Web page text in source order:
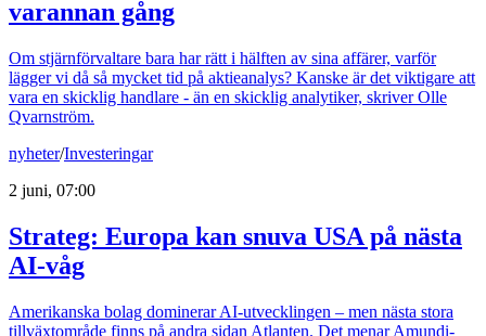
varannan gång
Om stjärnförvaltare bara har rätt i hälften av sina affärer, varför
lägger vi då så mycket tid på aktieanalys? Kanske är det viktigare att
vara en skicklig handlare - än en skicklig analytiker, skriver Olle
Qvarnström.
nyheter/Investeringar
2 juni, 07:00
Strateg: Europa kan snuva USA på nästa
AI-våg
Amerikanska bolag dominerar AI-utvecklingen – men nästa stora
tillväxtområde finns på andra sidan Atlanten. Det menar Amundi-